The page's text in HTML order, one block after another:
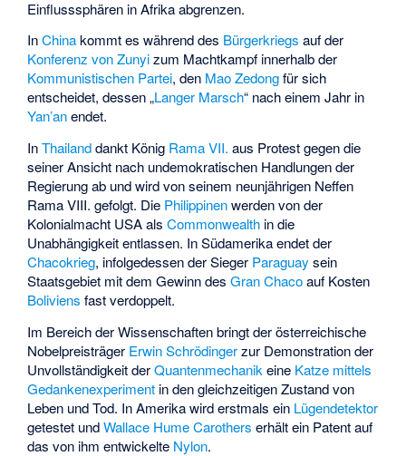
Einflusssphären in Afrika abgrenzen.
InChinakommt es während des Bürgerkriegs auf der
Konferenz von Zunyizum Machtkampf innerhalb der
Kommunistischen Partei, den Mao Zedongfür sich
entscheidet, dessen „Langer Marsch“ nach einem Jahr in
Yan’anendet.
InThailanddankt König Rama VII. aus Protest gegen die
seiner Ansicht nach undemokratischen Handlungen der
Regierung ab und wird von seinem neunjährigen Neffen
Rama VIII. gefolgt. Die Philippinenwerden von der
Kolonialmacht USA alsCommonwealth in die
Unabhängigkeit entlassen. In Südamerika endet der
Chacokrieg, infolgedessen der Sieger Paraguay sein
Staatsgebiet mit dem Gewinn desGran Chacoauf Kosten
Boliviens fast verdoppelt.
Im Bereich der Wissenschaften bringt der österreichische
Nobelpreisträger Erwin Schrödingerzur Demonstration der
Unvollständigkeit derQuantenmechanik eine Katze mittels
Gedankenexperiment in den gleichzeitigen Zustand von
Leben und Tod. In Amerika wird erstmals ein Lügendetektor
getestet undWallace Hume Carothers erhält ein Patent auf
das von ihm entwickelte Nylon.